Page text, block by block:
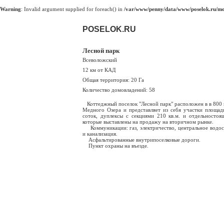
Warning: Invalid argument supplied for foreach() in /var/www/penny/data/www/poselok.ru/
POSELOK.RU
Лесной парк
Всеволожский
12 км от КАД
Общая территория: 20 Га
Количество домовладений: 58
Коттеджный поселок "Лесной парк" расположен в в 800
Медного Озера и представляет из себя участки
соток, дуплексы с секциями 210 кв.м. и
которые выставлены на продажу на вторичном рынке.
Коммуникации: газ, электричество, центральное
и канализация.
Асфальтированные внутрипоселковые дороги.
Пункт охраны на въезде.